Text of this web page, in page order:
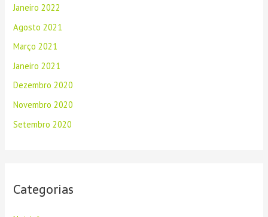
Janeiro 2022
Agosto 2021
Março 2021
Janeiro 2021
Dezembro 2020
Novembro 2020
Setembro 2020
Categorias